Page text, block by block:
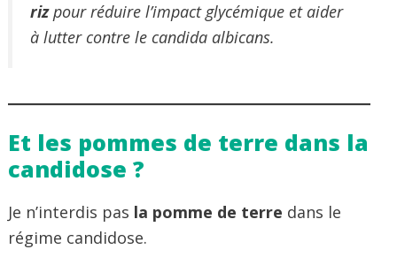
rizpour réduire l’impact glycémique et aider
à lutter contre le candida albicans.
Et les pommes de terre dans la
candidose ?
Je n’interdis pas la pomme de terre dans le
régime candidose.